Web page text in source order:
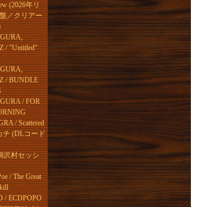
(2026年リ
／クリアー
/ "Untitled"
/ BUNDLE
/ FOR
/ Scattered
チ (DLコード
沢村セッシ
/ The Great
/ ECDPOPO